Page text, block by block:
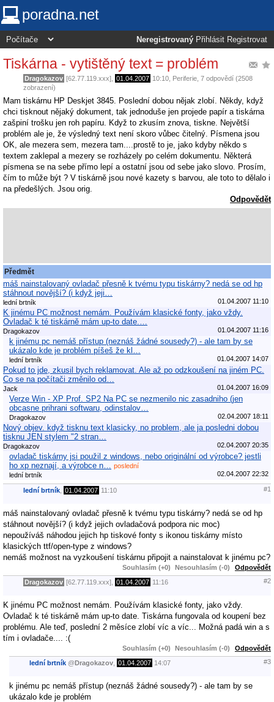
poradna.net
Neregistrovaný Přihlásit Registrovat
Tiskárna - vytištěný text = problém
Dragokazov [62.77.119.xxx], 01.04.2007 10:10 Periferie , 7 odpovědí (2508
zobrazení)
Mam tiskárnu HP Deskjet 3845. Poslední dobou nějak zlobí. Někdy, když
chci tisknout nějaký dokument, tak jednoduše jen projede papír a tiskárna
zašpiní trošku jen roh papíru. Když to zkusím znova, tiskne. Největší
problém ale je, že výsledný text není skoro vůbec čitelný. Písmena jsou
OK, ale mezera sem, mezera tam....prostě to je, jako kdyby někdo s
textem zaklepal a mezery se rozházely po celém dokumentu. Některá
písmena se na sebe přímo lepí a ostatní jsou od sebe jako slovo. Prosím,
čím to může být ? V tiskárně jsou nové kazety s barvou, ale toto to dělalo i
na předešlých. Jsou orig.
Odpovědět
Předmět
máš nainstalovaný ovladač přesně k tvému typu tiskárny? nedá se od hp
stáhnout novější? (i když jeji…
lední brtník 01.04.2007 11:10
K jinému PC možnost nemám. Používám klasické fonty, jako vždy.
Ovladač k té tiskárně mám up-to date.…
Dragokazov 01.04.2007 11:16
k jinému pc nemáš přístup (neznáš žádné sousedy?) - ale tam by se
ukázalo kde je problém píšeš že kl…
lední brtník 01.04.2007 14:07
Pokud to jde, zkusil bych reklamovat. Ale až po odzkoušení na jiném PC.
Co se na počítači změnilo od…
Jack 01.04.2007 16:09
Verze Win - XP Prof. SP2 Na PC se nezmenilo nic zasadniho (jen
obcasne prihrani softwaru, odinstalov…
Dragokazov 02.04.2007 18:11
Nový objev. když tisknu text klasicky, no problem, ale ja posledni dobou
tisknu JEN stylem "2 stran…
Dragokazov 02.04.2007 20:35
ovladač tiskárny jsi použil z windows, nebo originální od výrobce? jestli
ho xp neznají, a výrobce n…
poslední
lední brtník
02.04.2007 22:32
lední brtník 01.04.2007 11:10 #1
máš nainstalovaný ovladač přesně k tvému typu tiskárny? nedá se od hp
stáhnout novější? (i když jejich ovladačová podpora nic moc)
nepoužíváš náhodou jejich hp tiskové fonty s ikonou tiskárny místo
klasických ttf/open-type z windows?
nemáš možnost na vyzkoušení tiskárnu připojit a nainstalovat k jinému pc?
Souhlasím (+0) Nesouhlasím (-0) Odpovědět
Dragokazov [62.77.119.xxx], 01.04.2007 11:16 #2
K jinému PC možnost nemám. Používám klasické fonty, jako vždy.
Ovladač k té tiskárně mám up-to date. Tiskárna fungovala od koupení bez
problému. Ale teď, poslední 2 měsíce zlobí víc a víc... Možná padá win a s
tím i ovladače.... :(
Souhlasím (+0) Nesouhlasím (-0) Odpovědět
lední brtník @Dragokazov 01.04.2007 14:07 #3
k jinému pc nemáš přístup (neznáš žádné sousedy?) - ale tam by se
ukázalo kde je problém